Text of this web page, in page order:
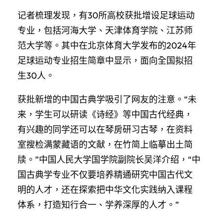
记者梳理发现，有30所高校获批增设足球运动
专业，包括河海大学、天津体育学院、江苏师
范大学等。其中在北京体育大学发布的2024年
足球运动专业招生简章中显示，面向全国拟招
生30人。
获批新增的中国古典学吸引了网友的注意。“未
来，学生可以研读《诗经》等中国古代经典，
有兴趣的同学还可以在琴房研习古琴，在资料
室搜检满蒙藏语的文献，在竹简上临摹出土简
牍。”中国人民大学国学院副院长吴洋介绍，“中
国古典学专业不仅要培养精通研究中国古代文
明的人才，还在探索把中华文化实践纳入课程
体系，打造知行合一、学养深厚的人才。”